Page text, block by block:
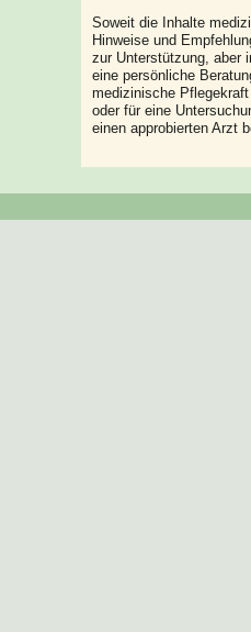
Soweit die Inhalte
Hinweise und
zur Unterstützung, aber
eine persönliche
medizinische
oder für eine
einen approbierten Arzt